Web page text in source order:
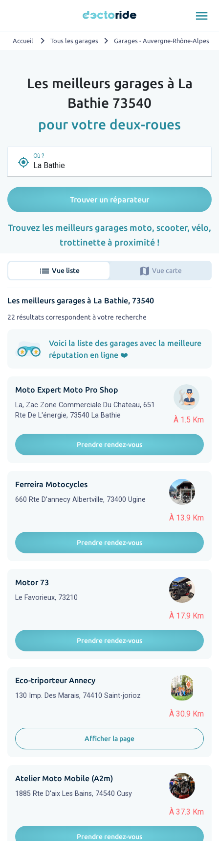
menu
Accueil chevron_right Tous les garages chevron_right Garages - Auvergne-Rhône-Alpes
Les meilleurs garages à La
Bathie 73540
pour votre deux-roues
my_location
Où ?
Trouver un réparateur
Trouvez les meilleurs garages moto, scooter, vélo,
trottinette à proximité !
list Vue liste map Vue carte
Les meilleurs garages à La Bathie, 73540
22 résultats correspondent à votre recherche
Voici la liste des garages avec la meilleure
réputation en ligne ❤️
À 1.5 Km
Moto Expert Moto Pro Shop
La, Zac Zone Commerciale Du Chateau, 651
Rte De L'énergie, 73540 La Bathie
Prendre rendez-vous
À 13.9 Km
Ferreira Motocycles
660 Rte D'annecy Albertville, 73400 Ugine
Prendre rendez-vous
À 17.9 Km
Motor 73
Le Favorieux, 73210
Prendre rendez-vous
À 30.9 Km
Eco-triporteur Annecy
130 Imp. Des Marais, 74410 Saint-jorioz
Afficher la page
À 37.3 Km
Atelier Moto Mobile (A2m)
1885 Rte D'aix Les Bains, 74540 Cusy
Prendre rendez-vous